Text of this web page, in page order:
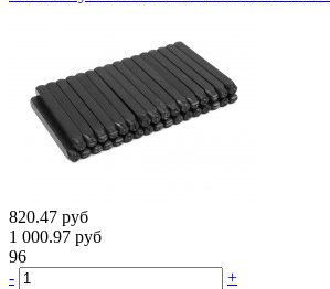
820.47 руб
1 000.97 руб
96
-
+